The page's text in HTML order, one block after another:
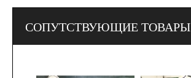
СОПУТСТВУЮЩИЕ ТОВАРЫ